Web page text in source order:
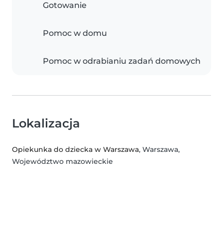
Gotowanie
Pomoc w domu
Pomoc w odrabianiu zadań domowych
Lokalizacja
Opiekunka do dziecka w Warszawa, Warszawa,
Województwo mazowieckie